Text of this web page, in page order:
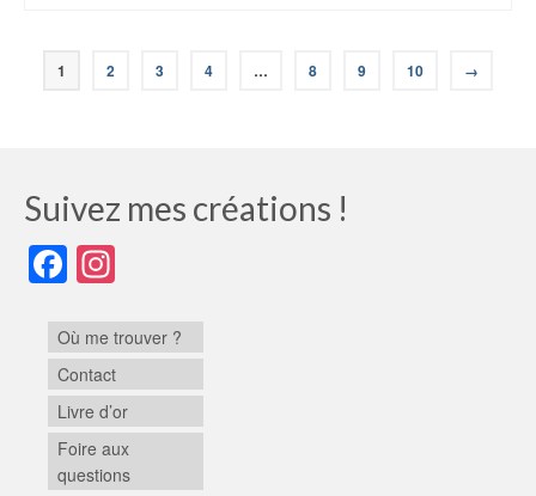
1 2 3 4 … 8 9 10 →
Suivez mes créations !
Facebook
Où me trouver ?
Contact
Livre d’or
Foire aux
questions